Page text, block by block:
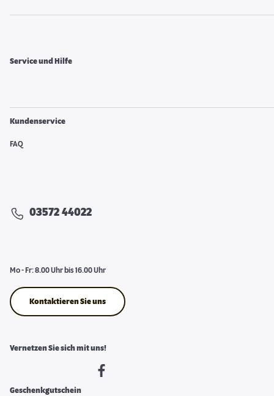
Service und Hilfe
Kundenservice
FAQ
03572 44022
Mo - Fr: 8.00 Uhr bis 16.00 Uhr
Kontaktieren Sie uns
Vernetzen Sie sich mit uns!
Geschenkgutschein